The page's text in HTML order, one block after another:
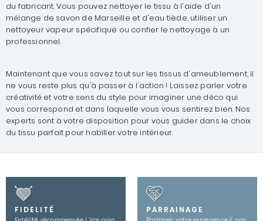
du fabricant. Vous pouvez nettoyer le tissu à l'aide d'un
mélange de savon de Marseille et d'eau tiède, utiliser un
nettoyeur vapeur spécifique ou confier le nettoyage à un
professionnel.
Maintenant que vous savez tout sur les tissus d'ameublement, il
ne vous reste plus qu'à passer à l'action ! Laissez parler votre
créativité et votre sens du style pour imaginer une déco qui
vous correspond et dans laquelle vous vous sentirez bien. Nos
experts sont à votre disposition pour vous guider dans le choix
du tissu parfait pour habiller votre intérieur.
FIDELITÉ PARRAINAGE